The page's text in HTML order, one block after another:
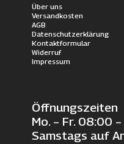
Über uns
Versandkosten
AGB
Datenschutzerklärung
Kontaktformular
Widerruf
Impressum
Öffnungszeiten
Mo. – Fr. 08:00
Samstags auf